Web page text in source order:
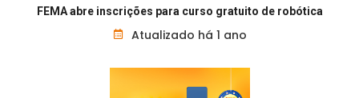
FEMA abre inscrições para curso gratuito de robótica
Atualizado há 1 ano